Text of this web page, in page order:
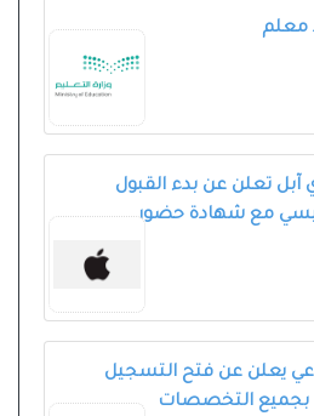
معلم
آبل تعلن عن بدء القبول
مع شهادة حضور
يعلن عن فتح التسجيل